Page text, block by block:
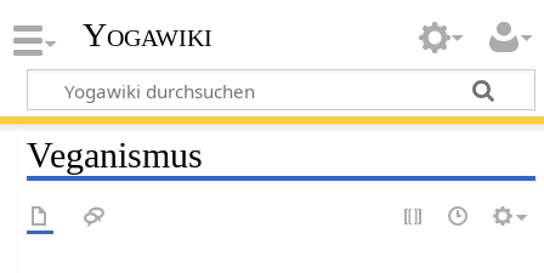
Yogawiki
Veganismus